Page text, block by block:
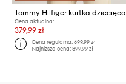
Tommy Hilfiger kurtka dziecięca
Cena aktualna:
379,99 zł
Cena regularna:699,99 zł
Najniższa cena:399,99 zł